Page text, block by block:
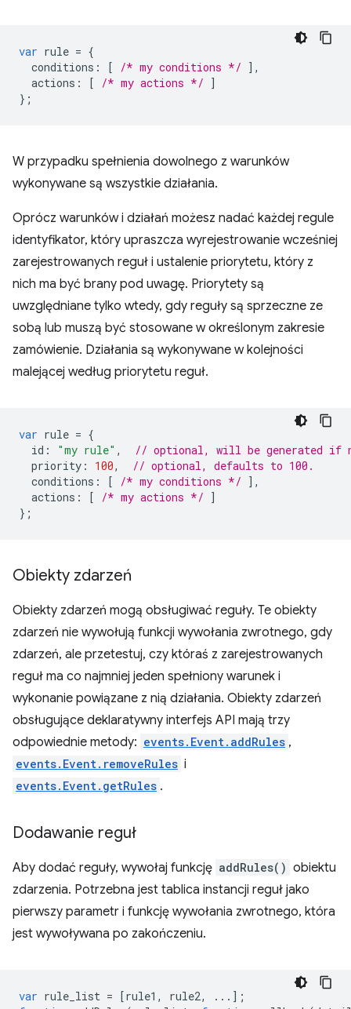
var rule = {
conditions : [ /* my conditions */ ],
actions : [ /* my actions */ ]
};
W przypadku spełnienia dowolnego z warunków
wykonywane są wszystkie działania.
Oprócz warunków i działań możesz nadać każdej regule
identyfikator, który upraszcza wyrejestrowanie wcześniej
zarejestrowanych reguł i ustalenie priorytetu, który z
nich ma być brany pod uwagę. Priorytety są
uwzględniane tylko wtedy, gdy reguły są sprzeczne ze
sobą lub muszą być stosowane w określonym zakresie
zamówienie. Działania są wykonywane w kolejności
malejącej według priorytetu reguł.
var rule = {
id : "my rule" ,
// optional, will be generated if
priority : 100,
// optional, defaults to 100.
conditions : [ /* my conditions */ ],
actions : [ /* my actions */ ]
};
Obiekty zdarzeń
Obiekty zdarzeń mogą obsługiwać reguły. Te obiekty
zdarzeń nie wywołują funkcji wywołania zwrotnego, gdy
zdarzeń, ale przetestuj, czy któraś z zarejestrowanych
reguł ma co najmniej jeden spełniony warunek i
wykonanie powiązane z nią działania. Obiekty zdarzeń
obsługujące deklaratywny interfejs API mają trzy
odpowiednie metody: events.Event.addRules ,
events.Event.removeRules i
events.Event.getRules .
Dodawanie reguł
Aby dodać reguły, wywołaj funkcję addRules() obiektu
zdarzenia. Potrzebna jest tablica instancji reguł jako
pierwszy parametr i funkcję wywołania zwrotnego, która
jest wywoływana po zakończeniu.
var rule_list = [rule1 , rule2,
...];